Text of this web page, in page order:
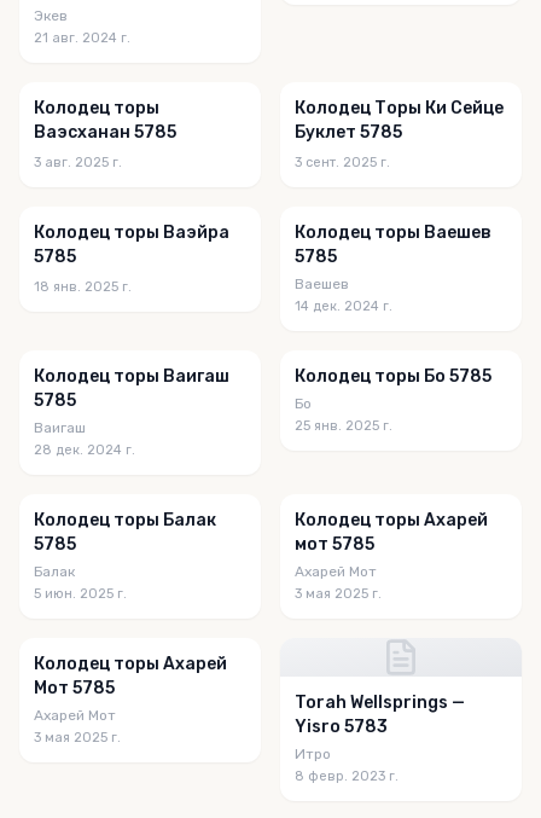
Экев
21 авг. 2024 г.
Колодец торы
Ваэсханан 5785
3 авг. 2025 г.
Колодец Торы Ки Сейце
Буклет 5785
3 сент. 2025 г.
Колодец торы Ваэйра
5785
18 янв. 2025 г.
Колодец торы Ваешев
5785
Ваешев
14 дек. 2024 г.
Колодец торы Ваигаш
5785
Ваигаш
28 дек. 2024 г.
Колодец торы Бо 5785
Бо
25 янв. 2025 г.
Колодец торы Балак
5785
Балак
5 июн. 2025 г.
Колодец торы Ахарей
мот 5785
Ахарей Мот
3 мая 2025 г.
Колодец торы Ахарей
Мот 5785
Ахарей Мот
3 мая 2025 г.
Torah Wellsprings —
Yisro 5783
Итро
8 февр. 2023 г.